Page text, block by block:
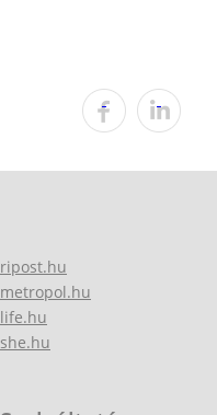
ripost.hu
metropol.hu
life.hu
she.hu